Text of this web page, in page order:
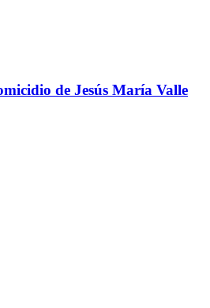
de Jesús María Valle